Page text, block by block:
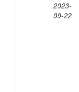
2023-
09-22